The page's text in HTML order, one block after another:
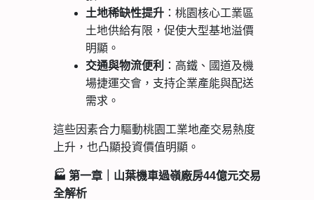
土地稀缺性提升：桃園核心工業區
土地供給有限，促使大型基地溢價
明顯。
交通與物流便利
：高鐵、國道及機
場捷運交會，支持企業產能與配送
需求。
這些因素合力驅動桃園工業地產交易熱度
上升，也凸顯投資價值明顯。
🏭 第一章｜山葉機車過嶺廠房44億元交易
全解析